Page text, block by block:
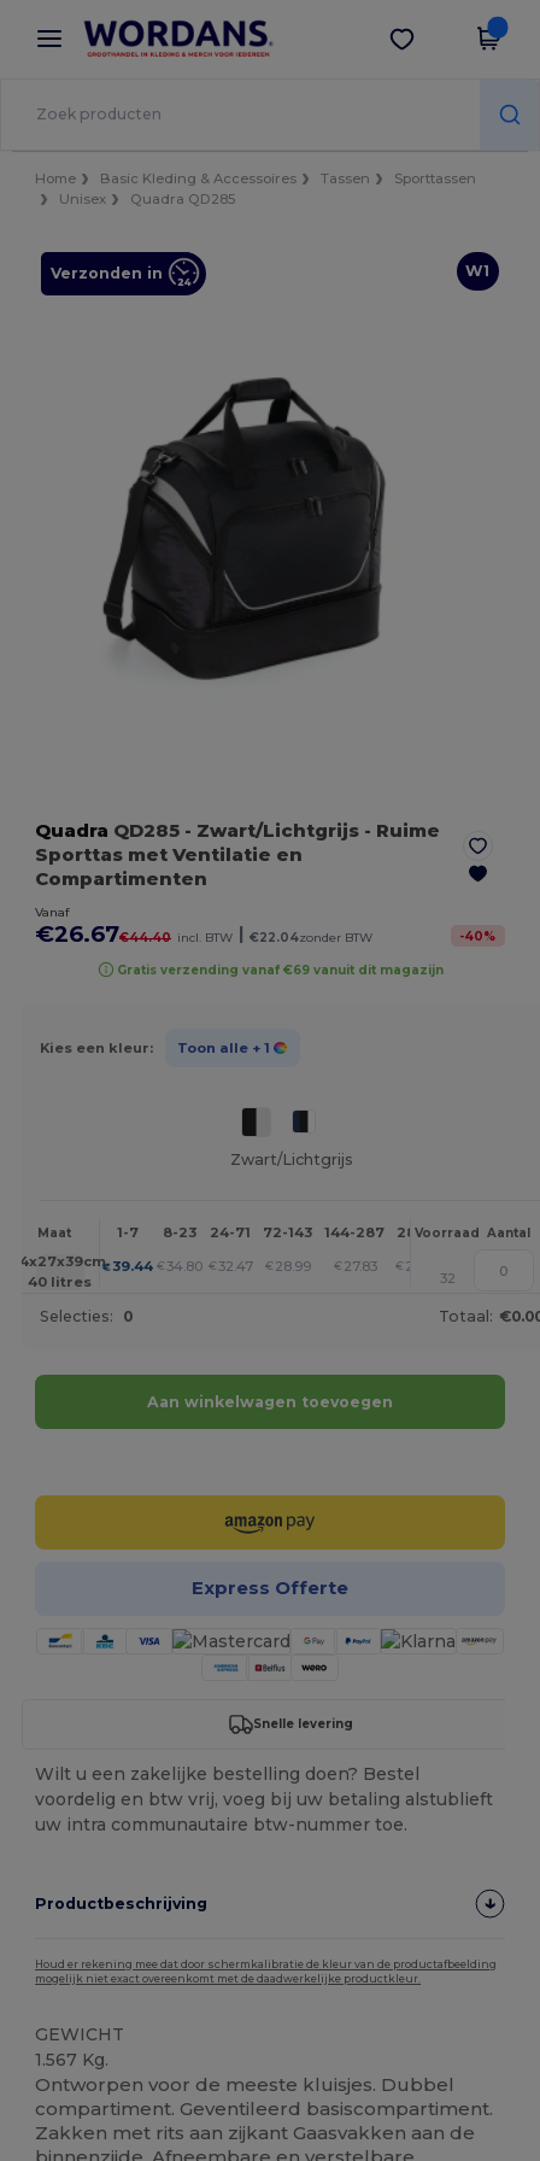
× Wordans-app
Betere prijzen in de app!
Download app
Home Basic Kleding & Accessoires Tassen
Sporttassen
Unisex
Quadra QD285
W1
Verzonden in
Quadra QD285 - Zwart/Lichtgrijs - Ruime
Sporttas met Ventilatie en
Compartimenten
Vanaf
€26.67€44.40 incl. BTW | €22.04zonder BTW -40%
Gratis verzending vanaf €69 vanuit dit magazijn
Kies een kleur: Toon alle + 1
Zwart/Lichtgrijs
Maat 1-7 8-23 24-71 72-143 144-287 288 + Meer
Voorraad Aantal
44x27x39cm.
40 litres
€39.44 € 34.80 € 32.47 € 28.99 € 27.83 € 26.67
32
Selecties: 0 Totaal:
Aan winkelwagen toevoegen
Express Offerte
Snelle levering
Wilt u een zakelijke bestelling doen? Bestel
voordelig en btw vrij, voeg bij uw betaling alstublieft
uw intra communautaire btw-nummer toe.
Productbeschrijving
Houd er rekening mee dat door schermkalibratie de kleur van de productafbeelding
mogelijk niet exact overeenkomt met de daadwerkelijke productkleur.
GEWICHT
1.567 Kg.
Ontworpen voor de meeste kluisjes. Dubbel
compartiment. Geventileerd basiscompartiment.
Zakken met rits aan zijkant Gaasvakken aan de